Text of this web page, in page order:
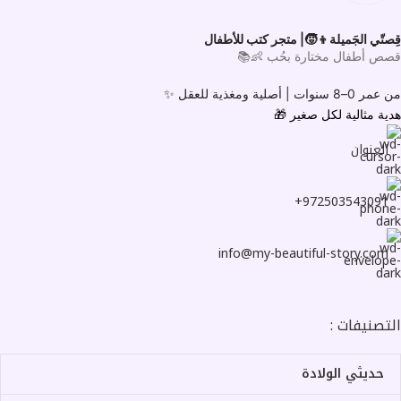
قِصتّي الجَميلة👦🧒| متجر كتب للأطفال
قصص أطفال مختارة بحُب 👶📚
من عمر 0–8 سنوات |
أصلية ومغذية للعقل ✨
هدية مثالية لكل صغير 🎁
العنوان
972503543091+
info@my-beautiful-story.com
التصنيفات :
حديثي الولادة